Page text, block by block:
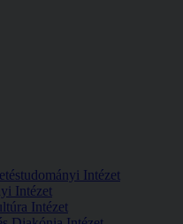
Intézet
Intézet
Intézet